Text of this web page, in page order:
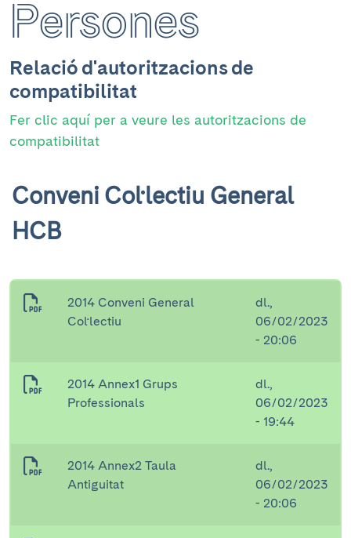
Persones
Relació d'autoritzacions de
compatibilitat
Fer clic aquí per a veure les autoritzacions de
compatibilitat
Conveni Col·lectiu General
HCB
2014 Conveni General
Col·lectiu
dl.,
06/02/2023
- 20:06
2014 Annex1 Grups
Professionals
dl.,
06/02/2023
- 19:44
2014 Annex2 Taula
Antiguitat
dl.,
06/02/2023
- 20:06